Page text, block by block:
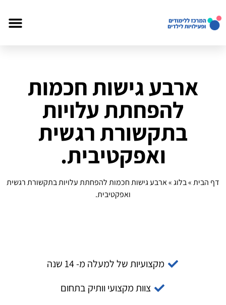
ארבע גישות חכמות
להפחתת עלויות
בתקשורת רגשית
ואפקטיבית.
דף הבית»בלוג»ארבע גישות חכמות להפחתת עלויות בתקשורת רגשית
ואפקטיבית.
מקצועיות של למעלה מ- 14 שנה
צוות מקצועי וותיק בתחום